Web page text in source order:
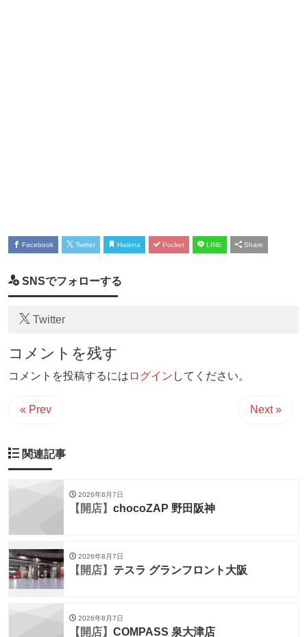
Facebook Twitter Hatena Pocket LINE Share
SNSでフォローする
Twitter
コメントを残す
コメントを投稿するには ログイン してください。
« Prev Next »
関連記事
2026年8月7日
【開店】 chocoZAP 野田阪神
2026年8月7日
【開店】 テスラ グランフロント大阪
2026年8月7日
【開店】 COMPASS 泉大津店